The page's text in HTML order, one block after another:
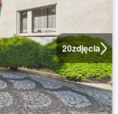
20zdjęcia